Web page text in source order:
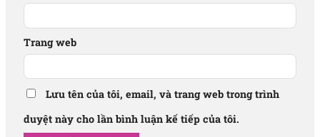
Trang web
Lưu tên của tôi, email, và trang web trong trình
duyệt này cho lần bình luận kế tiếp của tôi.